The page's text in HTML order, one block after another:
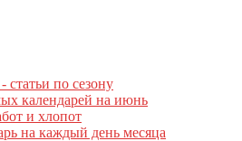
по сезону
календарей на июнь
и хлопот
на каждый день месяца